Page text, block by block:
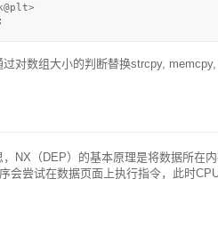
对数组大小的判断替换strcpy,
NX（DEP）的基本原理是将数据所在内
会尝试在数据页面上执行指令，此时